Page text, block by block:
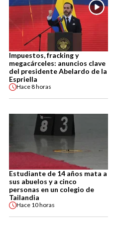
Impuestos, fracking y
megacárceles: anuncios clave
del presidente Abelardo de la
Espriella
Hace8 horas
Estudiante de 14 años mata a
sus abuelos y a cinco
personas en un colegio de
Tailandia
Hace 10 horas